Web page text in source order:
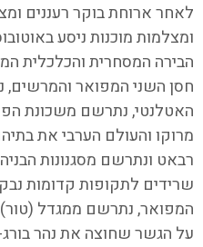
לאחר ארוחת בוקר רעננים
ומצלמות מוכנות ניסע
הבירה המסחרית והכלכלית
חסן השני המפואר והמרשים,
האטלנטי, נתרשם משכונת
מרוקו והעולם הערבי את
רבאט ונתרשם מסגנונות
שרידים לתקופות קדומות
המפואר, נתרשם ממגדל
על הגשר שחוצה את נהר